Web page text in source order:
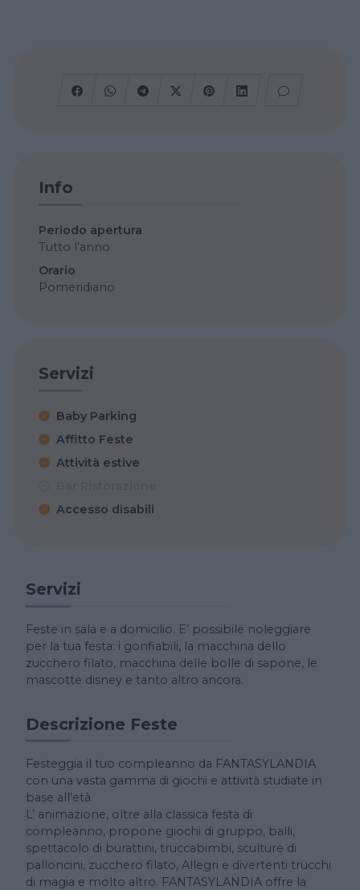
Info
Periodo apertura
Tutto l’anno
Orario
Pomeridiano
Servizi
Baby Parking
Affitto Feste
Attività estive
Accesso disabili
Servizi
Feste in sala e a domicilio. E’ possibile noleggiare
per la tua festa: i gonfiabili, la macchina dello
zucchero filato, macchina delle bolle di sapone, le
mascotte disney e tanto altro ancora.
Descrizione Feste
Festeggia il tuo compleanno da FANTASYLANDIA
con una vasta gamma di giochi e attività studiate in
base all’età.
L’ animazione, oltre alla classica festa di
compleanno, propone giochi di gruppo, balli,
spettacolo di burattini, truccabimbi, sculture di
palloncini, zucchero filato, Allegri e divertenti trucchi
di magia e molto altro. FANTASYLANDIA offre la